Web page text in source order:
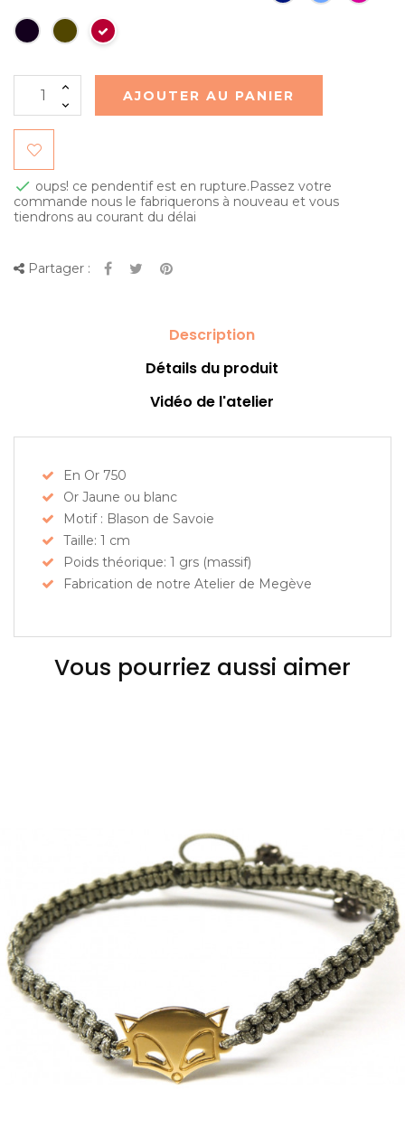
AJOUTER AU PANIER
 oups! ce pendentif est en rupture.Passez votre
commande nous le fabriquerons à nouveau et vous
tiendrons au courant du délai
Partager :
Description
Détails du produit
Vidéo de l'atelier
En Or 750
Or Jaune ou blanc
Motif : Blason de Savoie
Taille: 1 cm
Poids théorique: 1 grs (massif)
Fabrication de notre Atelier de Megève
Vous pourriez aussi aimer